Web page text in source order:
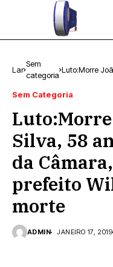
Lar
Sem
categoria
Luto:Morre
morte
Sem Categoria
Silva, 58
da
prefeito
morte
ADMIN JANEIRO 17, 2019